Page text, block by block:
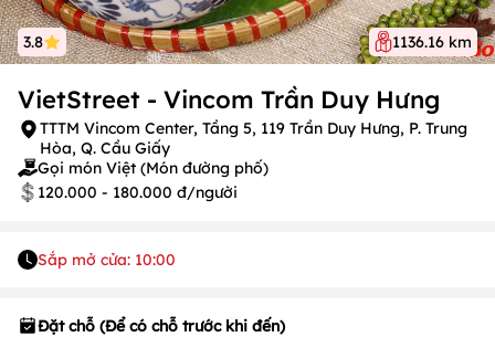
3.8 1136.16 km
VietStreet - Vincom Trần Duy Hưng
TTTM Vincom Center, Tầng 5, 119 Trần Duy Hưng, P. Trung
Hòa, Q. Cầu Giấy
Gọi món Việt (Món đường phố)
120.000 - 180.000 đ/người
Sắp mở cửa: 10:00
Đặt chỗ (Để có chỗ trước khi đến)